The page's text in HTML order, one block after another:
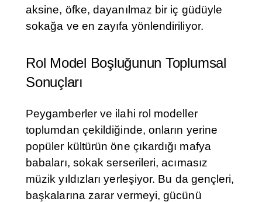
aksine, öfke, dayanılmaz bir iç güdüyle
sokağa ve en zayıfa yönlendiriliyor.
Rol Model Boşluğunun Toplumsal
Sonuçları
Peygamberler ve ilahi rol modeller
toplumdan çekildiğinde, onların yerine
popüler kültürün öne çıkardığı mafya
babaları, sokak serserileri, acımasız
müzik yıldızları yerleşiyor. Bu da gençleri,
başkalarına zarar vermeyi, gücünü